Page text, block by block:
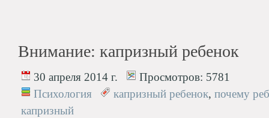
Внимание: капризный ребенок
30 апреля 2014 г. Просмотров: 5781
Психология
капризный ребенок, почему
капризный